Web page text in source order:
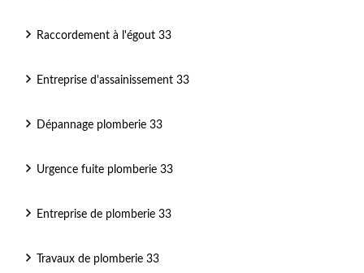
Raccordement à l'égout 33
Entreprise d'assainissement 33
Dépannage plomberie 33
Urgence fuite plomberie 33
Entreprise de plomberie 33
Travaux de plomberie 33